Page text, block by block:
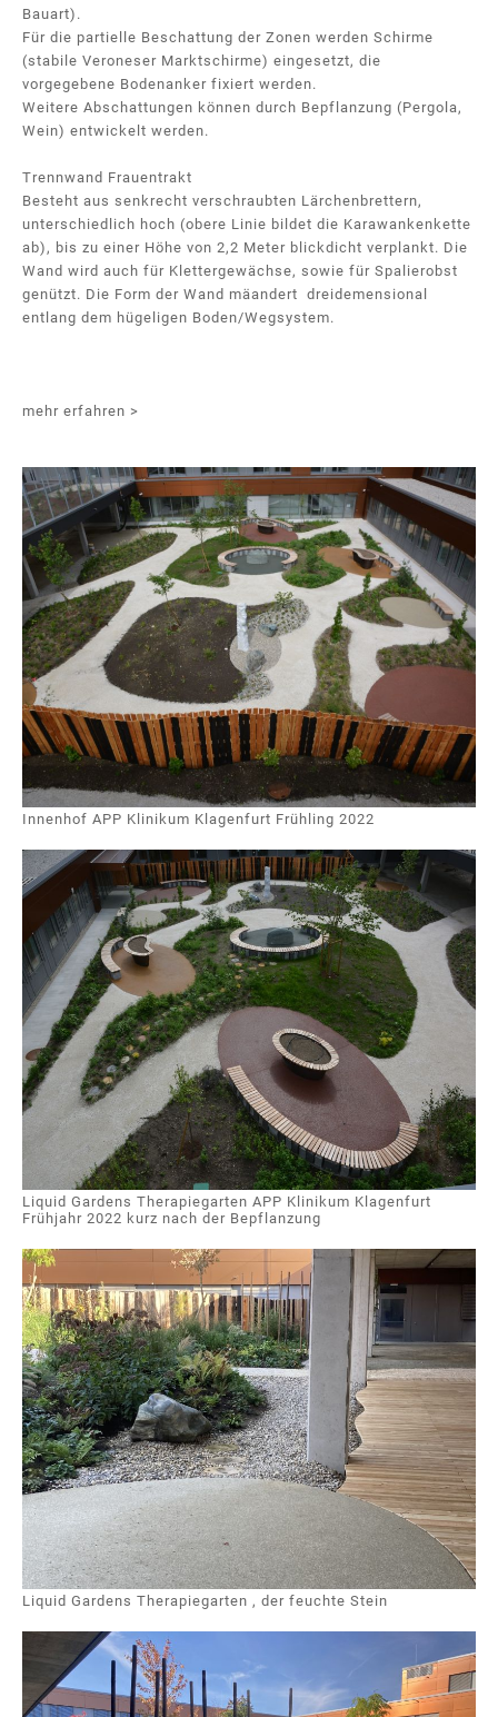
Bauart).
Für die partielle Beschattung der Zonen werden Schirme
(stabile Veroneser Marktschirme) eingesetzt, die
vorgegebene Bodenanker fixiert werden.
Weitere Abschattungen können durch Bepflanzung (Pergola,
Wein) entwickelt werden.
Trennwand Frauentrakt
Besteht aus senkrecht verschraubten Lärchenbrettern,
unterschiedlich hoch (obere Linie bildet die Karawankenkette
ab), bis zu einer Höhe von 2,2 Meter blickdicht verplankt. Die
Wand wird auch für Klettergewächse, sowie für Spalierobst
genützt. Die Form der Wand mäandert dreidemensional
entlang dem hügeligen Boden/Wegsystem.
mehr erfahren >
Innenhof APP Klinikum Klagenfurt Frühling 2022
Liquid Gardens Therapiegarten APP Klinikum Klagenfurt
Frühjahr 2022 kurz nach der Bepflanzung
Liquid Gardens Therapiegarten , der feuchte Stein